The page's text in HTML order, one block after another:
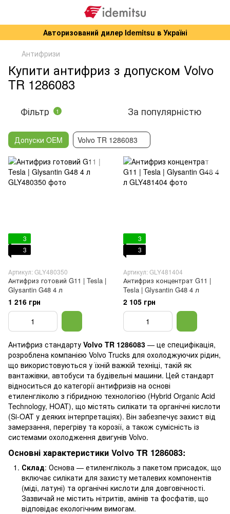
Авторизований дилер Idemitsu в Україні
Антифризи
Купити антифриз з допуском Volvo
TR 1286083
Фільтр 1 За популярністю
Допуски OEM Volvo TR 1286083
3
3
Артикул: GLY480350
Антифриз готовий G11 | Tesla |
Glysantin G48 4 л
1 216 грн
3
3
Артикул: GLY481404
Антифриз концентрат G11 |
Tesla | Glysantin G48 4 л
2 105 грн
Антифриз стандарту Volvo TR 1286083 — це специфікація,
розроблена компанією Volvo Trucks для охолоджуючих рідин,
що використовуються у їхній важкій техніці, такій як
вантажівки, автобуси та будівельні машини. Цей стандарт
відноситься до категорії антифризів на основі
етиленгліколю з гібридною технологією (Hybrid Organic Acid
Technology, HOAT), що містять силікати та органічні кислоти
(Si-OAT у деяких інтерпретаціях). Він забезпечує захист від
замерзання, перегріву та корозії, а також сумісність із
системами охолодження двигунів Volvo.
Основні характеристики Volvo TR 1286083:
Склад: Основа — етиленгліколь з пакетом присадок, що
включає силікати для захисту металевих компонентів
(міді, латуні) та органічні кислоти для довговічності.
Зазвичай не містить нітритів, амінів та фосфатів, що
відповідає екологічним вимогам.